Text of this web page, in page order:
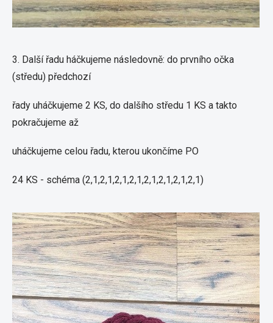
3. Další řadu háčkujeme následovně: do prvního očka
(středu) předchozí
řady uháčkujeme 2 KS, do dalšího středu 1 KS a takto
pokračujeme až
uháčkujeme celou řadu, kterou ukončíme PO
24 KS - schéma (2,1,2,1,2,1,2,1,2,1,2,1,2,1,2,1)